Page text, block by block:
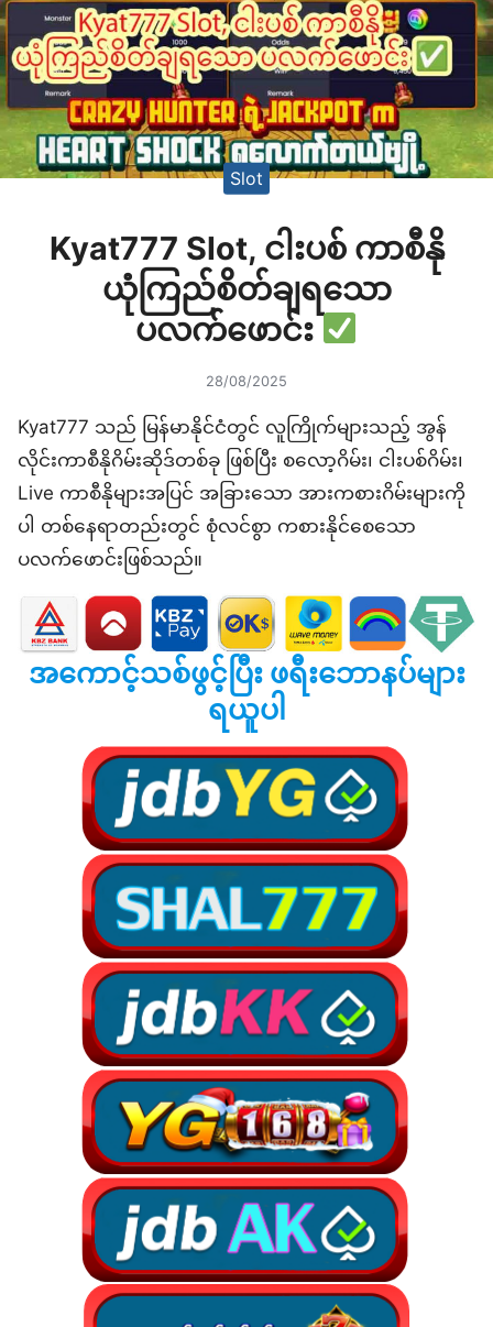
Slot
Kyat777 Slot, ငါးပစ် ကာစီနို
ယုံကြည်စိတ်ချရသော
ပလက်ဖောင်း
28/08/2025
Kyat777 သည် မြန်မာနိုင်ငံတွင် လူကြိုက်များသည့် အွန်
လိုင်းကာစီနိုဂိမ်းဆိုဒ်တစ်ခု ဖြစ်ပြီး စလော့ဂိမ်း၊ ငါးပစ်ဂိမ်း၊
Live ကာစီနိုများအပြင် အခြားသော အားကစားဂိမ်းများကို
ပါ တစ်နေရာတည်းတွင် စုံလင်စွာ ကစားနိုင်စေသော
ပလက်ဖောင်းဖြစ်သည်။
အကောင့်သစ်ဖွင့်ပြီး ဖရီးဘောနပ်များ
ရယူပါ